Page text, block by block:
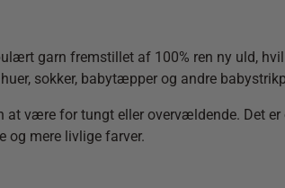
garn fremstillet af 100% ren ny uld,
sokker, babytæpper og andre
være for tungt eller overvældende. Det
og mere livlige farver.